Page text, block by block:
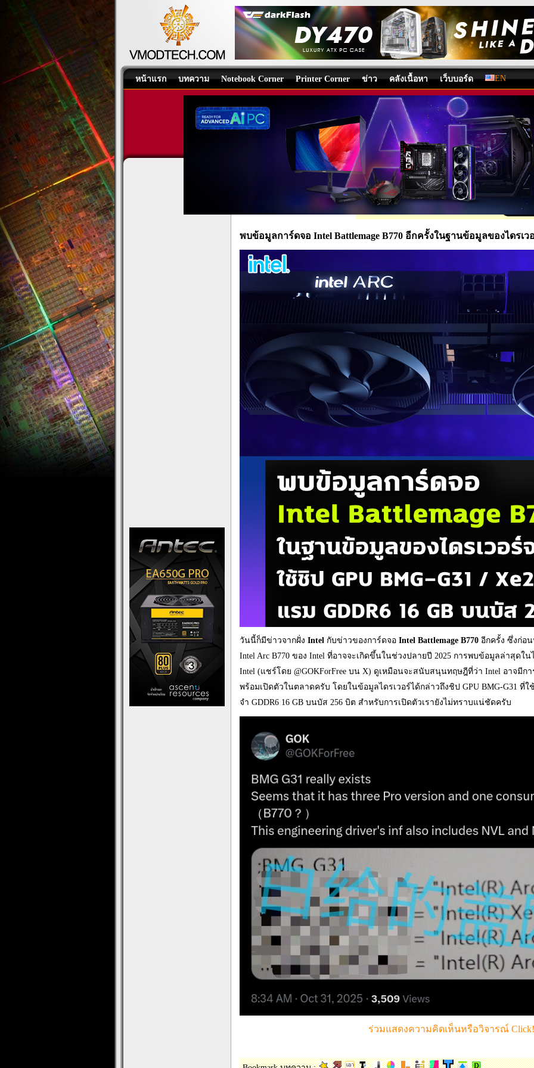
หน้าแรก บทความ Notebook Corner Printer Corner ข่าว คลังเนื้อหา เว็บบอร์ด EN
พบข้อมูลการ์ดจอ Intel Battlemage B770 อีกครั้งในฐานข้อมูลขอ
โดย:Nongkoo OverclockTeam, 01/11/2025 11:24, 188 views /
Share
พบข้อมูลการ์ดจอ Intel Battlemage B770 อีกครั้งในฐานข้อมูลของไดรเว
วันนี้ก็มีข่าวจากฝั่ง Intel กับข่าวของการ์ดจอ Intel Battlemage B770 อีกครั้ง ซึ่งก่อ
Intel Arc B770 ของ Intel ที่อาจจะเกิดขึ้นในช่วงปลายปี 2025 การพบข้อมูลล่าสุดใ
Intel (แชร์โดย @GOKForFree บน X) ดูเหมือนจะสนับสนุนทฤษฎีที่ว่า Intel อาจมีกา
พร้อมเปิดตัวในตลาดครับ โดยในข้อมูลไดรเวอร์ได้กล่าวถึงชิป GPU BMG-G31 ที่
จำ GDDR6 16 GB บนบัส 256 บิต สำหรับการเปิดตัวเรายังไม่ทราบแน่ชัดครับ
ร่วมแสดงความคิดเห็นหรือวิจารณ์